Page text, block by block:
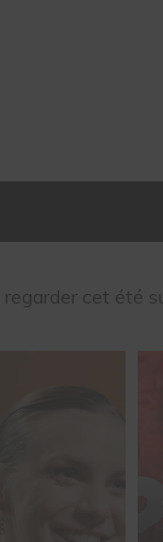
en-un
a convié des